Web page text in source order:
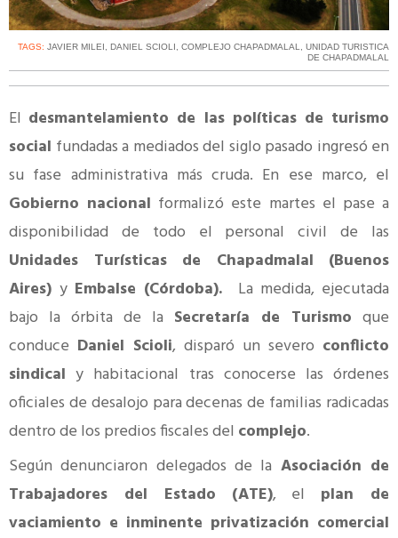
TAGS: JAVIER MILEI , DANIEL SCIOLI , COMPLEJO CHAPADMALAL, UNIDAD TURISTICA
DE CHAPADMALAL
El desmantelamiento de las políticas de turismo
social fundadas a mediados del siglo pasado ingresó en
su fase administrativa más cruda. En ese marco, el
Gobierno nacional formalizó este martes el pase a
disponibilidad de todo el personal civil de las
Unidades Turísticas de Chapadmalal (Buenos
Aires) y Embalse (Córdoba). La medida, ejecutada
bajo la órbita de la Secretaría de Turismo que
conduce Daniel Scioli, disparó un severo conflicto
sindical y habitacional tras conocerse las órdenes
oficiales de desalojo para decenas de familias radicadas
dentro de los predios fiscales del complejo.
Según denunciaron delegados de la Asociación de
Trabajadores del Estado (ATE), el plan de
vaciamiento e inminente privatización comercial